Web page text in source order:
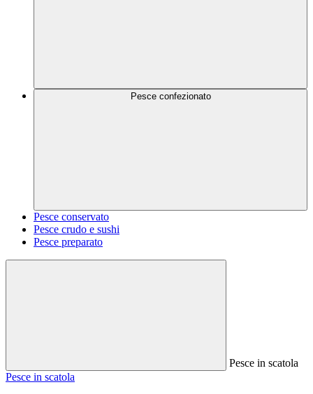
Pesce confezionato
Pesce conservato
Pesce crudo e sushi
Pesce preparato
Pesce in scatola
Pesce in scatola